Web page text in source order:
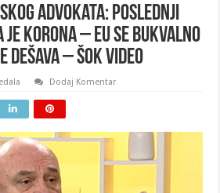
advokata: Poslednji
korona – EU se bukvalno
– ŠOK VIDEO
Dodaj Komentar